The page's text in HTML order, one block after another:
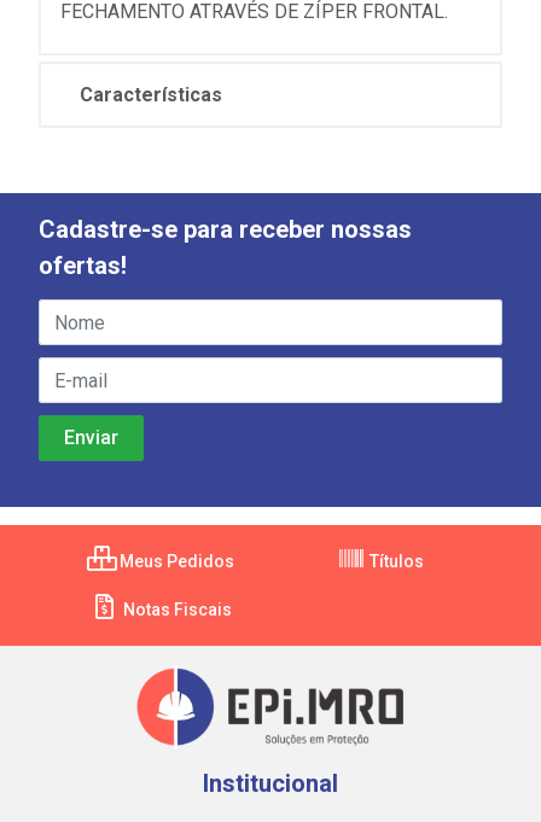
FECHAMENTO ATRAVÉS DE ZÍPER FRONTAL.
Características
Cadastre-se para receber nossas
ofertas!
Meus Pedidos Títulos
Notas Fiscais
Institucional